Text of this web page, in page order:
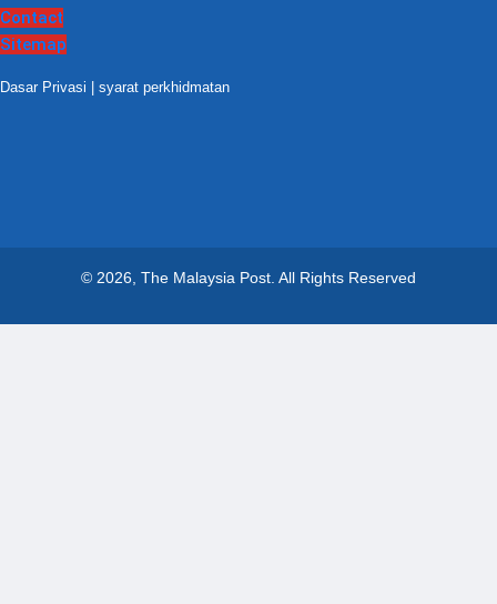
Contact
Sitemap
Dasar Privasi syarat perkhidmatan
© 2026, The Malaysia Post. All Rights Reserved